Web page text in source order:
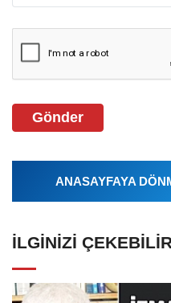
Gönder
ANASAYFAYA
İLGINIZI ÇEKEBILIR